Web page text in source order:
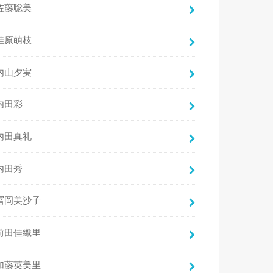
藤聡美
原萌枝
山夕実
田彩
田真礼
田秀
岡美沙子
田佳織里
藤英美里